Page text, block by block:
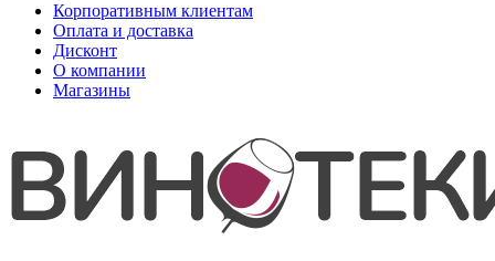
Корпоративным клиентам
Оплата и доставка
Дисконт
О компании
Магазины